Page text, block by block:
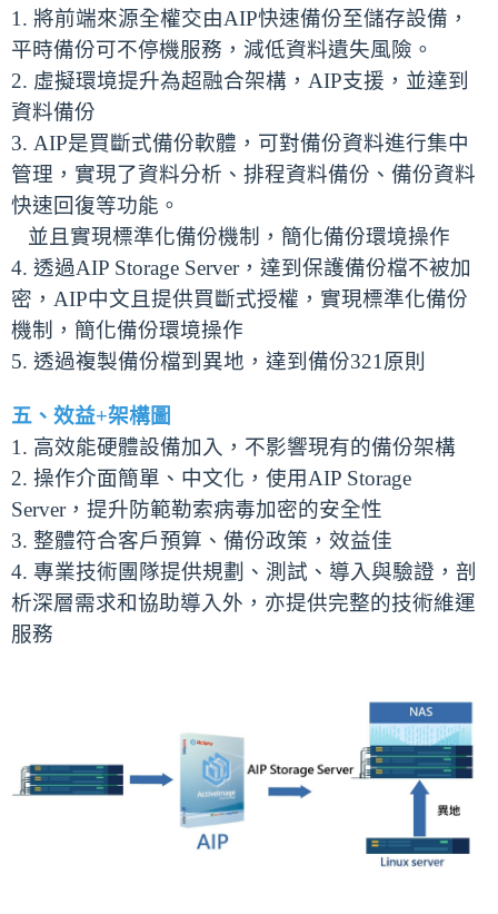
1. 將前端來源全權交由AIP快速備份至儲存設備，
平時備份可不停機服務，減低資料遺失風險。
2. 虛擬環境提升為超融合架構，AIP支援，並達到
資料備份
3. AIP是買斷式備份軟體，可對備份資料進行集中
管理，實現了資料分析、排程資料備份、備份資料
快速回復等功能。
並且實現標準化備份機制，簡化備份環境操作
4. 透過AIP Storage Server，達到保護備份檔不被加
密，AIP中文且提供買斷式授權，實現標準化備份
機制，簡化備份環境操作
5. 透過複製備份檔到異地，達到備份321原則
五、效益+架構圖
1. 高效能硬體設備加入，不影響現有的備份架構
2. 操作介面簡單、中文化，使用AIP Storage
Server，提升防範勒索病毒加密的安全性
3. 整體符合客戶預算、備份政策，效益佳
4. 專業技術團隊提供規劃、測試、導入與驗證，剖
析深層需求和協助導入外，亦提供完整的技術維運
服務